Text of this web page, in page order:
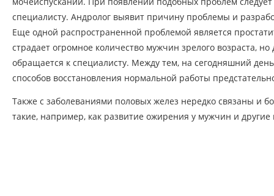
специалисту. Андролог выявит причину проблемы и
Еще одной распространенной проблемой является
страдает огромное количество мужчин зрелого возраста,
обращается к специалисту. Между тем, на сегодняшний
способов восстановления нормальной работы
Также с заболеваниями половых желез нередко связаны и
такие, например, как развитие ожирения у мужчин и